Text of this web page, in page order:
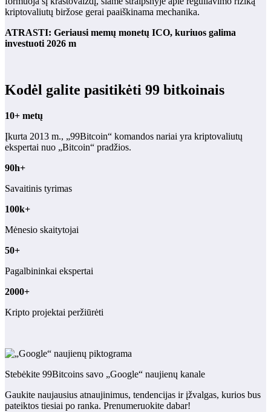
kriptovaliutų biržose gerai paaiškinama mechanika.
ATRASTI: Geriausi memų monetų ICO, kuriuos galima
investuoti 2026 m
Kodėl galite pasitikėti 99 bitkoinais
10+ metų
Įkurta 2013 m., „99Bitcoin“ komandos nariai yra kriptovaliutų
ekspertai nuo „Bitcoin“ pradžios.
90h+
Savaitinis tyrimas
100k+
Mėnesio skaitytojai
50+
Pagalbininkai ekspertai
2000+
Kripto projektai peržiūrėti
Stebėkite 99Bitcoins savo „Google“ naujienų kanale
Gaukite naujausius atnaujinimus, tendencijas ir įžvalgas, kurios bus
pateiktos tiesiai po ranka. Prenumeruokite dabar!